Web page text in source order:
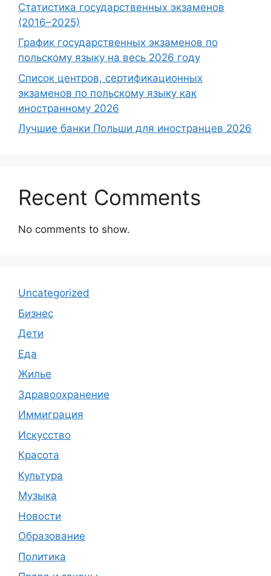
Статистика государственных экзаменов
(2016–2025)
График государственных экзаменов по
польскому языку на весь 2026 году
Список центров, сертификационных
экзаменов по польскому языку как
иностранному 2026
Лучшие банки Польши для иностранцев 2026
Recent Comments
No comments to show.
Uncategorized
Бизнес
Дети
Еда
Жилье
Здравоохранение
Иммиграция
Искусство
Красота
Культура
Музыка
Новости
Образование
Политика